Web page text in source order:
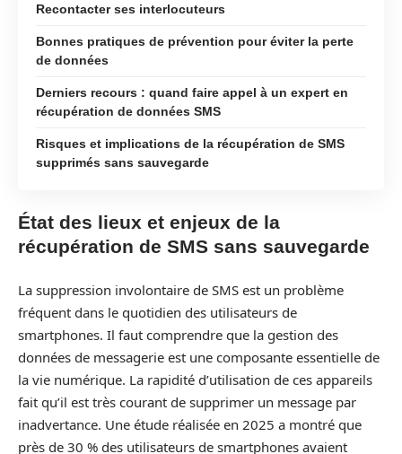
Recontacter ses interlocuteurs
Bonnes pratiques de prévention pour éviter la perte
de données
Derniers recours : quand faire appel à un expert en
récupération de données SMS
Risques et implications de la récupération de SMS
supprimés sans sauvegarde
État des lieux et enjeux de la
récupération de SMS sans sauvegarde
La suppression involontaire de SMS est un problème
fréquent dans le quotidien des utilisateurs de
smartphones. Il faut comprendre que la gestion des
données de messagerie est une composante essentielle de
la vie numérique. La rapidité d’utilisation de ces appareils
fait qu’il est très courant de supprimer un message par
inadvertance. Une étude réalisée en 2025 a montré que
près de 30 % des utilisateurs de smartphones avaient